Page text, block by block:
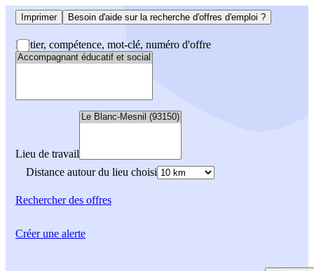
Imprimer Besoin d'aide sur la recherche d'offres d'emploi ?
Métier, compétence, mot-clé, numéro d'offre
Lieu de travail
Distance autour du lieu choisi
Rechercherdes offres
Créer une alerte